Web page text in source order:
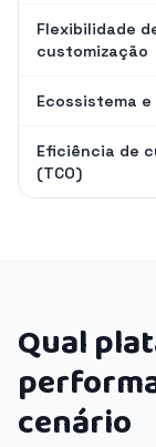
Flexibilidade
customização
Ecossistema
Eficiência de
(TCO)
Qual
cenário